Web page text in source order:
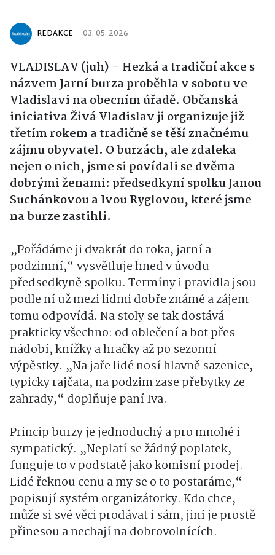
REDAKCE 03. 05. 2026
VLADISLAV (juh) – Hezká a tradiční akce s
názvem Jarní burza proběhla v sobotu ve
Vladislavi na obecním úřadě. Občanská
iniciativa Živá Vladislav ji organizuje již
třetím rokem a tradičně se těší značnému
zájmu obyvatel. O burzách, ale zdaleka
nejen o nich, jsme si povídali se dvěma
dobrými ženami: předsedkyní spolku Janou
Suchánkovou a Ivou Ryglovou, které jsme
na burze zastihli.
„Pořádáme ji dvakrát do roka, jarní a
podzimní,“ vysvětluje hned v úvodu
předsedkyně spolku. Termíny i pravidla jsou
podle ní už mezi lidmi dobře známé a zájem
tomu odpovídá. Na stoly se tak dostává
prakticky všechno: od oblečení a bot přes
nádobí, knížky a hračky až po sezonní
výpěstky. „Na jaře lidé nosí hlavně sazenice,
typicky rajčata, na podzim zase přebytky ze
zahrady,“ doplňuje paní Iva.
Princip burzy je jednoduchý a pro mnohé i
sympatický. „Neplatí se žádný poplatek,
funguje to v podstatě jako komisní prodej.
Lidé řeknou cenu a my se o to postaráme,“
popisují systém organizátorky. Kdo chce,
může si své věci prodávat i sám, jiní je prostě
přinesou a nechají na dobrovolnících.